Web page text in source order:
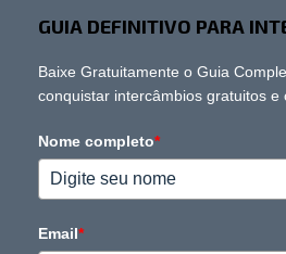
GUIA DEFINITIVO PARA
Baixe Gratuitamente o Guia
conquistar intercâmbios gratuitos e
Nome completo*
Email*